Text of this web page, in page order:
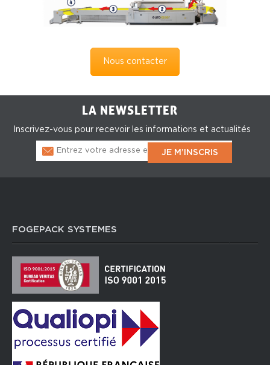
Nous contacter
LA NEWSLETTER
Inscrivez-vous pour recevoir les informations et actualités
FOGEPACK SYSTEMES